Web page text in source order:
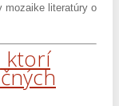
mozaike literatúry o
ktorí